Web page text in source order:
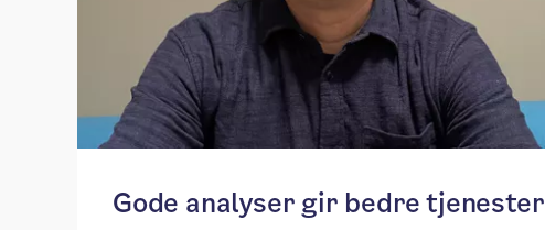
Gode analyser gir bedre tjenester